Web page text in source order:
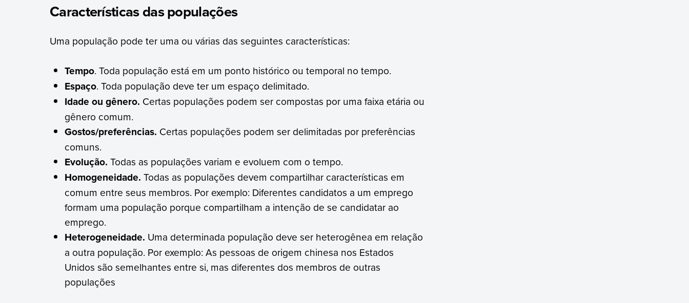
Características das populações
Uma população pode ter uma ou várias das seguintes características:
Tempo. Toda população está em um ponto histórico ou temporal no tempo.
Espaço. Toda população deve ter um espaço delimitado.
Idade ou gênero. Certas populações podem ser compostas por uma faixa etária ou
gênero comum.
Gostos/preferências. Certas populações podem ser delimitadas por preferências
comuns.
Evolução. Todas as populações variam e evoluem com o tempo.
Homogeneidade. Todas as populações devem compartilhar características em
comum entre seus membros. Por exemplo: Diferentes candidatos a um emprego
formam uma população porque compartilham a intenção de se candidatar ao
emprego.
Heterogeneidade. Uma determinada população deve ser heterogênea em relação
a outra população. Por exemplo: As pessoas de origem chinesa nos Estados
Unidos são semelhantes entre si, mas diferentes dos membros de outras
populações